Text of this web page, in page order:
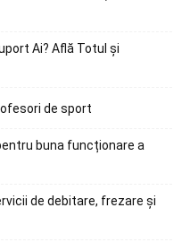
Ai? Află Totul și
de sport
buna funcționare a
de debitare, frezare și